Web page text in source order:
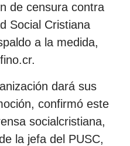
de censura contra
Social Cristiana
a la medida,
dará sus
confirmó este
socialcristiana,
la jefa del PUSC,